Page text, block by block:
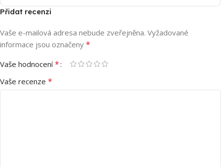
Přidat recenzi
Vaše e-mailová adresa nebude zveřejněna. Vyžadované
informace jsou označeny *
Vaše hodnocení*
Vaše recenze *